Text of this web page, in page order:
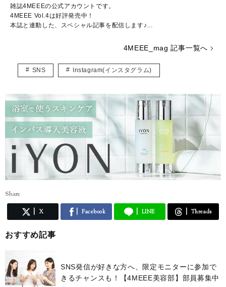
雑誌4MEEEの公式アカウントです。
4MEEE Vol.4は好評発売中！
本誌と連動した、スペシャル記事を配信します♪
https://www.amazon.co.jp/dp/4073
4MEEE_mag 記事一覧へ
SNS Instagram(インスタグラム)
Share
X Facebook LINE Threads
おすすめ記事
SNS発信が好きな方へ、限定モニターに参加で
きるチャンスも！【4MEEE美容部】部員募集中